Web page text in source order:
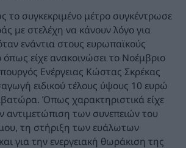
το συγκεκριμένο μέτρο συγκέντρωσε
με στελέχη να κάνουν λόγο για
ενάντια στους ευρωπαϊκούς
όπως είχε ανακοινώσει το Νοέμβριο
Ενέργειας Κώστας Σκρέκας
ειδικού τέλους ύψους 10 ευρώ
Όπως χαρακτηριστικά είχε
αντιμετώπιση των συνεπειών του
τη στήριξη των ευάλωτων
για την ενεργειακή θωράκιση της